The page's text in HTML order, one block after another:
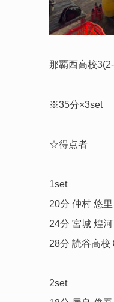
那覇西高校
※35分×3set
☆得点者
1set
20分 仲村 悠
24分 宮城 煌
28分 読谷高校
2set